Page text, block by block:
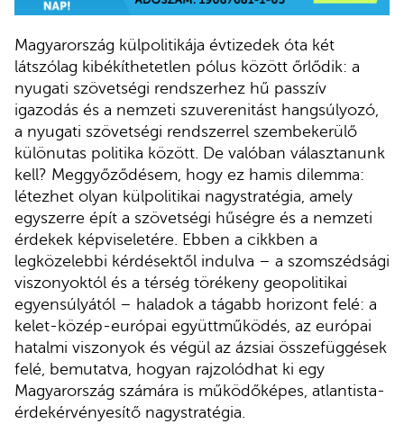
Magyarország külpolitikája évtizedek óta két
látszólag kibékíthetetlen pólus között őrlődik: a
nyugati szövetségi rendszerhez hű passzív
igazodás és a nemzeti szuverenitást hangsúlyozó,
a nyugati szövetségi rendszerrel szembekerülő
különutas politika között. De valóban választanunk
kell? Meggyőződésem, hogy ez hamis dilemma:
létezhet olyan külpolitikai nagystratégia, amely
egyszerre épít a szövetségi hűségre és a nemzeti
érdekek képviseletére. Ebben a cikkben a
legközelebbi kérdésektől indulva – a szomszédsági
viszonyoktól és a térség törékeny geopolitikai
egyensúlyától – haladok a tágabb horizont felé: a
kelet-közép-európai együttműködés, az európai
hatalmi viszonyok és végül az ázsiai összefüggések
felé, bemutatva, hogyan rajzolódhat ki egy
Magyarország számára is működőképes, atlantista-
érdekérvényesítő nagystratégia.